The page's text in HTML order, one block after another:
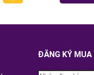
ĐĂNG KÝ MUA